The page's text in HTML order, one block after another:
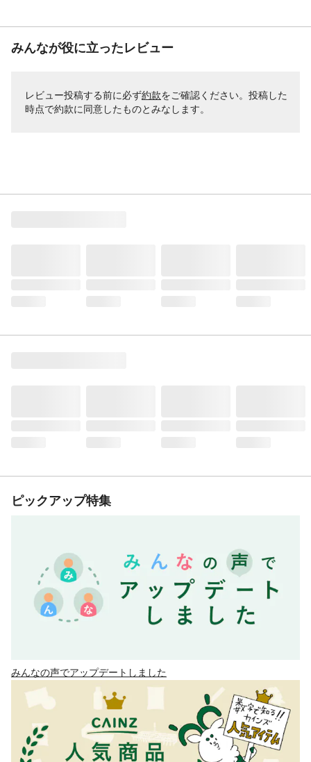
みんなが役に立ったレビュー
レビュー投稿する前に必ず約款をご確認ください。投稿した
時点で約款に同意したものとみなします。
ピックアップ特集
みんなの声でアップデートしました